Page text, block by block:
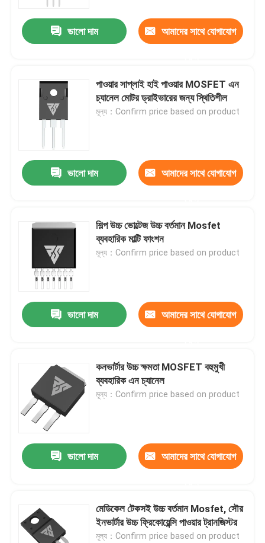
ভালো দাম আমাদের সাথে যোগাযোগ
পাওয়ার সাপ্লাই হাই পাওয়ার MOSFET এন
চ্যানেল মোটর ড্রাইভারের জন্য স্থিতিশীল
মূল্য：Confirm price based on product
ভালো দাম আমাদের সাথে যোগাযোগ
শিল্প উচ্চ ভোল্টেজ উচ্চ বর্তমান Mosfet
ব্যবহারিক মাল্টি ফাংশন
মূল্য：Confirm price based on product
ভালো দাম আমাদের সাথে যোগাযোগ
কনভার্টার উচ্চ ক্ষমতা MOSFET বহুমুখী
ব্যবহারিক এন চ্যানেল
মূল্য：Confirm price based on product
ভালো দাম আমাদের সাথে যোগাযোগ
মেডিকেল টেকসই উচ্চ বর্তমান Mosfet, সৌর
ইনভার্টার উচ্চ ফ্রিকোয়েন্সি পাওয়ার ট্রানজিস্টর
মূল্য：Confirm price based on product